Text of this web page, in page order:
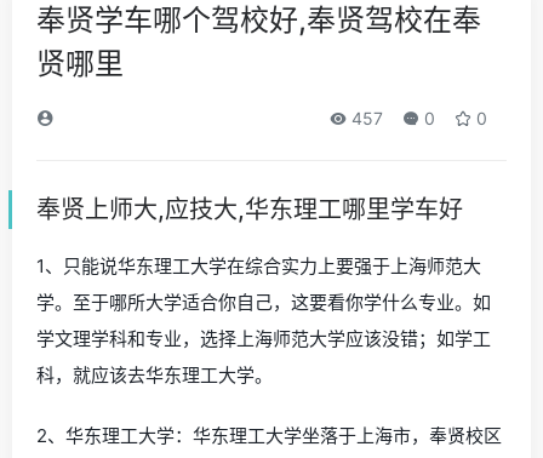
奉贤学车哪个驾校好,奉贤驾校在奉
贤哪里
457 0 0
奉贤上师大,应技大,华东理工哪里学车好
1、只能说华东理工大学在综合实力上要强于上海师范大
学。至于哪所大学适合你自己，这要看你学什么专业。如
学文理学科和专业，选择上海师范大学应该没错；如学工
科，就应该去华东理工大学。
2、华东理工大学：华东理工大学坐落于上海市，奉贤校区